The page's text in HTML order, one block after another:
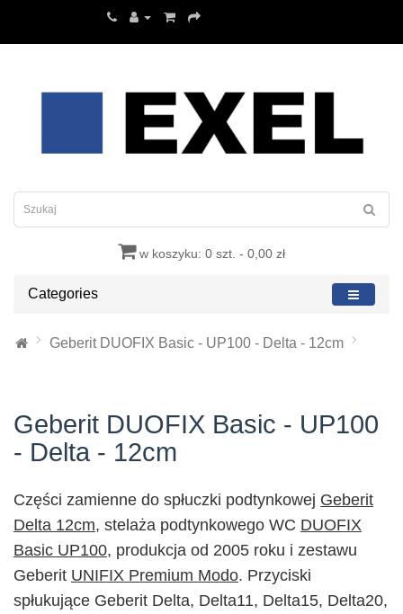
w koszyku: 0 szt. - 0,00 zł
Categories
Geberit DUOFIX Basic - UP100 - Delta - 12cm
Geberit DUOFIX Basic - UP100
- Delta - 12cm
Części zamienne do spłuczki podtynkowej Geberit
Delta 12cm, stelaża podtynkowego WC DUOFIX
Basic UP100, produkcja od 2005 roku i zestawu
Geberit UNIFIX Premium Modo. Przyciski
spłukujące Geberit Delta, Delta11, Delta15, Delta20,